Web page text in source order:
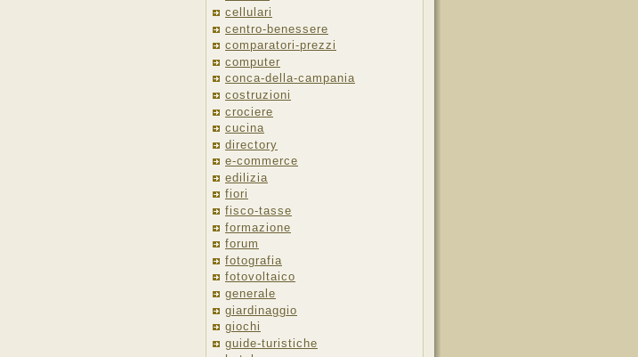
cellulari
centro-benessere
comparatori-prezzi
computer
conca-della-campania
costruzioni
crociere
cucina
directory
e-commerce
edilizia
fiori
fisco-tasse
formazione
forum
fotografia
fotovoltaico
generale
giardinaggio
giochi
guide-turistiche